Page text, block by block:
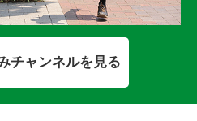
チャンネルを見る